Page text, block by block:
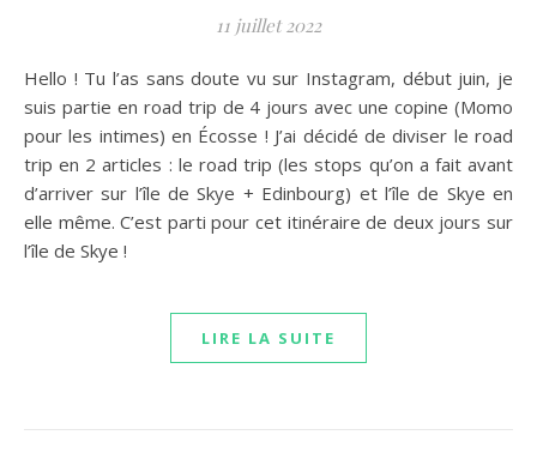
11 juillet 2022
Hello ! Tu l’as sans doute vu sur Instagram, début juin, je
suis partie en road trip de 4 jours avec une copine (Momo
pour les intimes) en Écosse ! J’ai décidé de diviser le road
trip en 2 articles : le road trip (les stops qu’on a fait avant
d’arriver sur l’île de Skye + Edinbourg) et l’île de Skye en
elle même. C’est parti pour cet itinéraire de deux jours sur
l’île de Skye !
LIRE LA SUITE